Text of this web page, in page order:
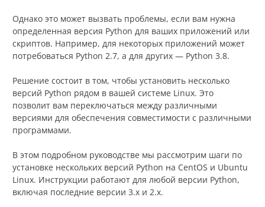
Однако это может вызвать проблемы, если вам нужна
определенная версия Python для ваших приложений или
скриптов. Например, для некоторых приложений может
потребоваться Python 2.7, а для других — Python 3.8.
Решение состоит в том, чтобы установить несколько
версий Python рядом в вашей системе Linux. Это
позволит вам переключаться между различными
версиями для обеспечения совместимости с различными
программами.
В этом подробном руководстве мы рассмотрим шаги по
установке нескольких версий Python на CentOS и Ubuntu
Linux. Инструкции работают для любой версии Python,
включая последние версии 3.x и 2.x.